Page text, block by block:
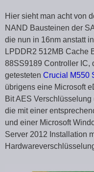
Hier sieht man acht von
NAND Bausteinen der
die nun in 16nm anstatt
LPDDR2 512MB Cache
88SS9189 Controller IC,
getesteten Crucial M550
übrigens eine Microsoft
Bit AES
die mit einer
und einer Microsoft
Server 2012 Installation